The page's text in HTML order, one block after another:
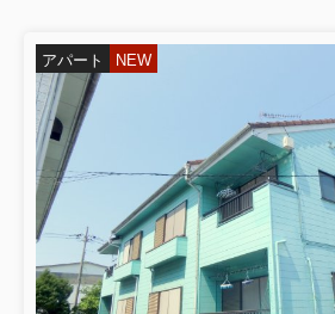
アパート NEW